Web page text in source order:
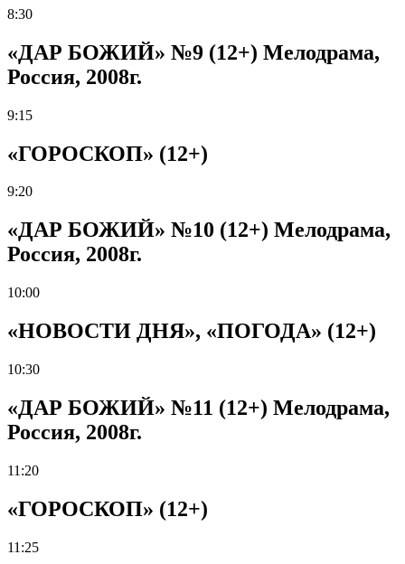
8:30
«ДАР БОЖИЙ» №9 (12+) Мелодрама,
Россия, 2008г.
9:15
«ГОРОСКОП» (12+)
9:20
«ДАР БОЖИЙ» №10 (12+) Мелодрама,
Россия, 2008г.
10:00
«НОВОСТИ ДНЯ», «ПОГОДА» (12+)
10:30
«ДАР БОЖИЙ» №11 (12+) Мелодрама,
Россия, 2008г.
11:20
«ГОРОСКОП» (12+)
11:25